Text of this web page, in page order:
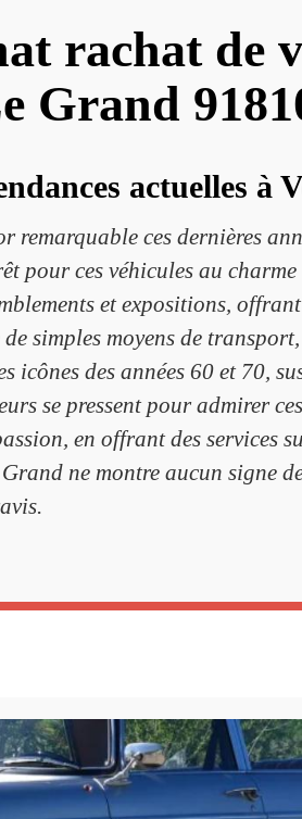
rachat de
Grand
actuelles à
ces dernières
pour ces véhicules au
et expositions,
simples moyens de
icônes des années 60 et 70,
se pressent pour admirer
en offrant des services
ne montre aucun signe